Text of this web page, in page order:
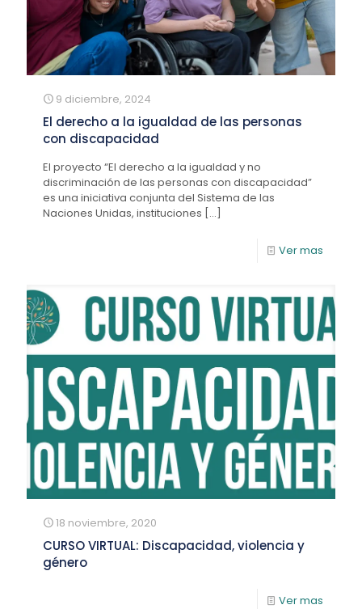
9 diciembre, 2024
El derecho a la igualdad de las personas
con discapacidad
El proyecto “El derecho a la igualdad y no
discriminación de las personas con discapacidad”
es una iniciativa conjunta del Sistema de las
Naciones Unidas, instituciones […]
Ver mas
18 noviembre, 2020
CURSO VIRTUAL: Discapacidad, violencia y
género
Ver mas